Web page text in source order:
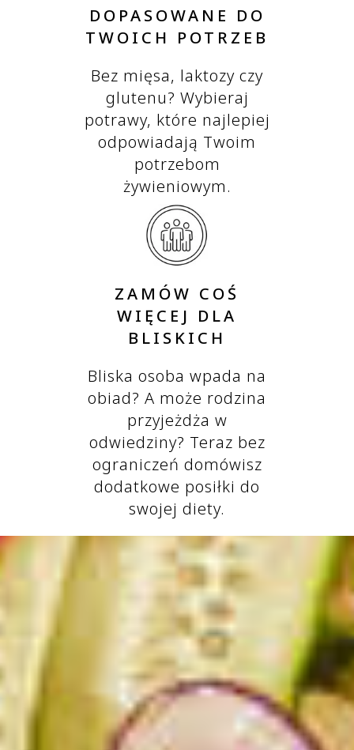
DOPASOWANE DO
TWOICH POTRZEB
Bez mięsa, laktozy czy
glutenu? Wybieraj
potrawy, które najlepiej
odpowiadają Twoim
potrzebom
żywieniowym.
ZAMÓW COŚ
WIĘCEJ DLA
BLISKICH
Bliska osoba wpada na
obiad? A może rodzina
przyjeżdża w
odwiedziny? Teraz bez
ograniczeń domówisz
dodatkowe posiłki do
swojej diety.